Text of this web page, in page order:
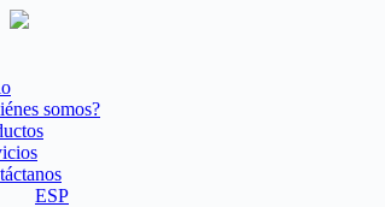
Saltar
somos?
ESP